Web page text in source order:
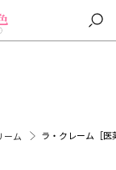
ーム ラ・クレーム［医